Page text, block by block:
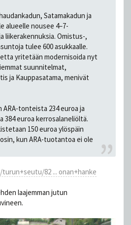
Satamakadun ja
alueelle nousee 4–7-
liikerakennuksia. Omistus-,
tulee 600 asukkaalle.
yritetään modernisoida nyt
suunnitelmat,
ja Kauppasatama, menivät
tonteista 234 euroa ja
384 euroa kerrosalaneliöltä.
150 euroa ylöspäin
kun ARA-tuotantoa ei ole
82 ... onan+hanke
laajemman jutun